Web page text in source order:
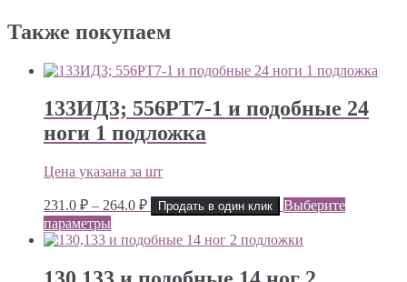
Также покупаем
133ИД3; 556РТ7-1 и подобные 24
ноги 1 подложка
Цена указана за шт
231.0 ₽ – 264.0 ₽Диапазон
цен:
231.0 ₽
264.0 ₽
Продать в один клик
Выберите
параметры